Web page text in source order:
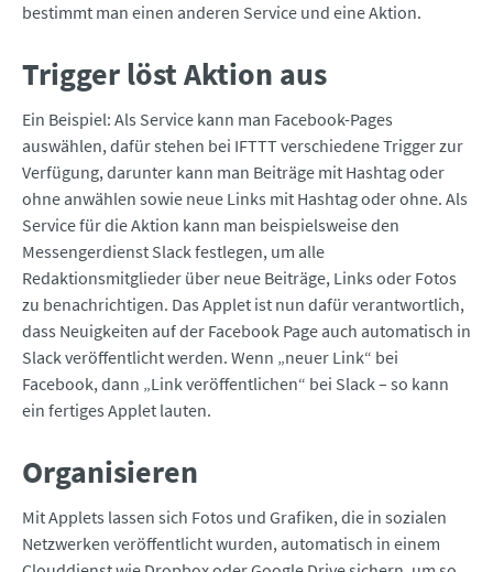
bestimmt man einen anderen Service und eine Aktion.
Trigger löst Aktion aus
Ein Beispiel: Als Service kann man Facebook-Pages
auswählen, dafür stehen bei IFTTT verschiedene Trigger zur
Verfügung, darunter kann man Beiträge mit Hashtag oder
ohne anwählen sowie neue Links mit Hashtag oder ohne. Als
Service für die Aktion kann man beispielsweise den
Messengerdienst Slack festlegen, um alle
Redaktionsmitglieder über neue Beiträge, Links oder Fotos
zu benachrichtigen. Das Applet ist nun dafür verantwortlich,
dass Neuigkeiten auf der Facebook Page auch automatisch in
Slack veröffentlicht werden. Wenn „neuer Link“ bei
Facebook, dann „Link veröffentlichen“ bei Slack – so kann
ein fertiges Applet lauten.
Organisieren
Mit Applets lassen sich Fotos und Grafiken, die in sozialen
Netzwerken veröffentlicht wurden, automatisch in einem